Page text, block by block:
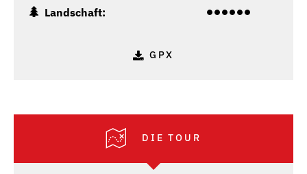
Landschaft:
GPX
DIE TOUR